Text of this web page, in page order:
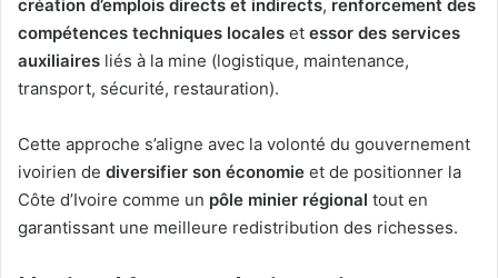
création d’emplois directs et indirects, renforcement des
compétences techniques locales et essor des services
auxiliaires liés à la mine (logistique, maintenance,
transport, sécurité, restauration).
Cette approche s’aligne avec la volonté du gouvernement
ivoirien de diversifier son économie et de positionner la
Côte d’Ivoire comme un pôle minier régional tout en
garantissant une meilleure redistribution des richesses.